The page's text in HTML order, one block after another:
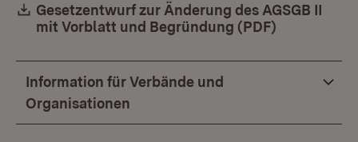
Download:
Gesetzentwurf zur Änderung des AGSGB II
mit Vorblatt und Begründung (PDF)
Information für Verbände und
Organisationen